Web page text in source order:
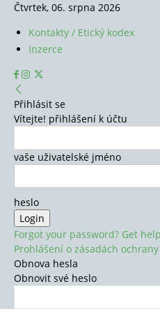
Čtvrtek, 06. srpna 2026
Kontakty / Etický kodex
Inzerce
Přihlásit se
Vítejte! přihlášení k účtu
vaše uživatelské jméno
heslo
Forgot your password? Get help
Prohlášení o zásadách
Obnova hesla
Obnovit své heslo